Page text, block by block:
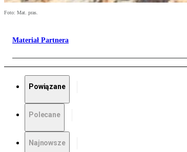
Foto: Mat. pras.
Materiał Partnera
Powiązane
Polecane
Najnowsze